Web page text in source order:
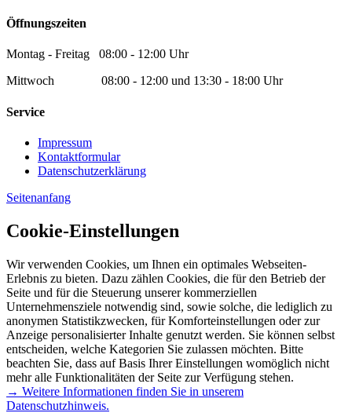
Öffnungszeiten
Montag - Freitag 08:00 - 12:00 Uhr
Mittwoch 08:00 - 12:00 und 13:30 - 18:00 Uhr
Service
Impressum
Kontaktformular
Datenschutzerklärung
Seitenanfang
Cookie-Einstellungen
Wir verwenden Cookies, um Ihnen ein optimales Webseiten-
Erlebnis zu bieten. Dazu zählen Cookies, die für den Betrieb der
Seite und für die Steuerung unserer kommerziellen
Unternehmensziele notwendig sind, sowie solche, die lediglich zu
anonymen Statistikzwecken, für Komforteinstellungen oder zur
Anzeige personalisierter Inhalte genutzt werden. Sie können selbst
entscheiden, welche Kategorien Sie zulassen möchten. Bitte
beachten Sie, dass auf Basis Ihrer Einstellungen womöglich nicht
mehr alle Funktionalitäten der Seite zur Verfügung stehen.
→ Weitere Informationen finden Sie in unserem
Datenschutzhinweis.